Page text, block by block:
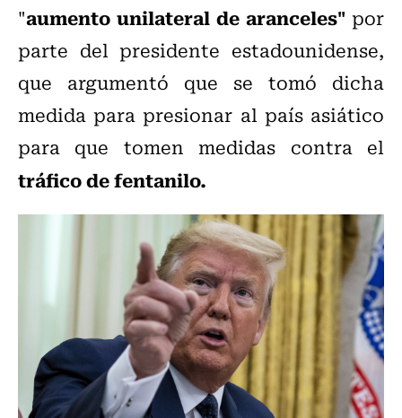
"aumento unilateral de aranceles" por
parte del presidente estadounidense,
que argumentó que se tomó dicha
medida para presionar al país asiático
para que tomen medidas contra el
tráfico de fentanilo.